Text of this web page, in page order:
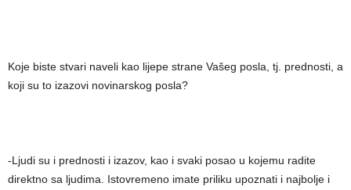
Koje biste stvari naveli kao lijepe strane Vašeg posla, tj. prednosti, a
koji su to izazovi novinarskog posla?
-Ljudi su i prednosti i izazov, kao i svaki posao u kojemu radite
direktno sa ljudima. Istovremeno imate priliku upoznati i najbolje i